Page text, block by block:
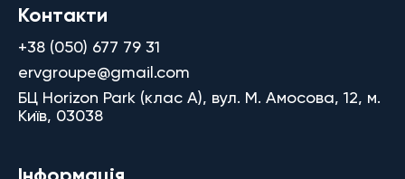
Контакти
+38 (050) 677 79 31
ervgroupe@gmail.com
БЦ Horizon Park (клас A), вул. М. Амосова, 12, м.
Київ, 03038